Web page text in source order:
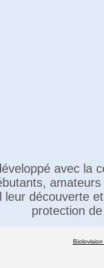
avec la
découverte
protection
Biolovision